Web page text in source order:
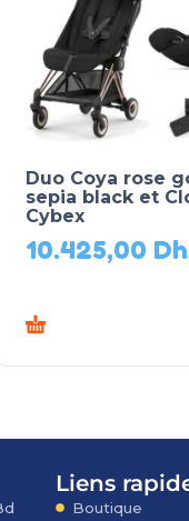
Duo Coya rose
sepia black et
Cybex
10.425,00
Liens
Boutique